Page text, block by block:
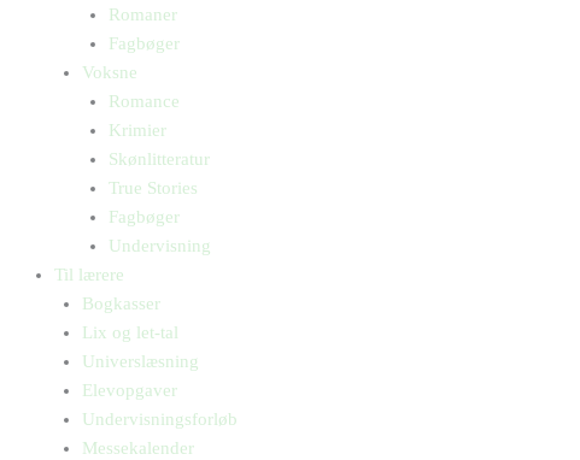
Romaner
Fagbøger
Voksne
Romance
Krimier
Skønlitteratur
True Stories
Fagbøger
Undervisning
Til lærere
Bogkasser
Lix og let-tal
Universlæsning
Elevopgaver
Undervisningsforløb
Messekalender